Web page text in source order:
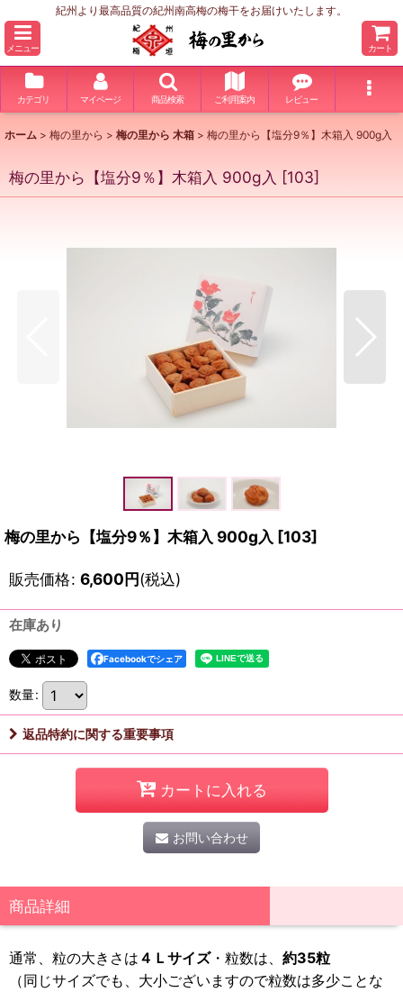
紀州より最高品質の紀州南高梅の梅干をお届けいたします。
メニュー カート
カテゴリ マイページ 商品検索 ご利用案内 レビュー
ホーム > 梅の里から > 梅の里から 木箱 > 梅の里から【塩分9％】木箱入 900g入
梅の里から【塩分9％】木箱入 900g入 [103]
梅の里から【塩分9％】木箱入 900g入 [103]
販売価格: 6,600円(税込)
在庫あり
Facebookでシェア
数量:
返品特約に関する重要事項
カートに入れる
お問い合わせ
商品詳細
通常、粒の大きさは ４Ｌサイズ・粒数は、 約35粒
（同じサイズでも、大小ございますので粒数は多少ことな